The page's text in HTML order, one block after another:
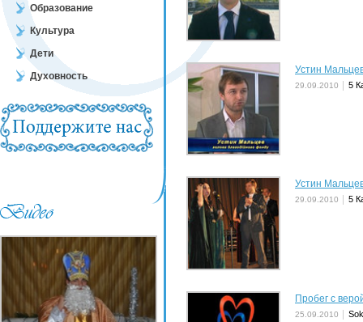
Образование
Культура
Дети
Духовность
Устин
29.09.2010 5
Устин
29.09.2010 5
Пробег с
25.09.2010